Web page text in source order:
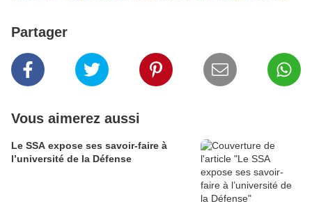
Partager
Vous aimerez aussi
Le SSA expose ses savoir-faire à
l’université de la Défense